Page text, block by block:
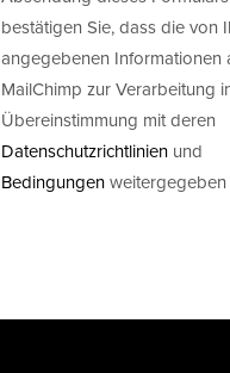
bestätigen Sie, dass die von
angegebenen Informationen
MailChimp zur Verarbeitung
Übereinstimmung mit deren
Datenschutzrichtlinien und
Bedingungen